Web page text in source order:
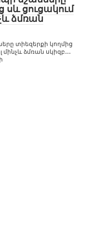
սև ցուցակում
ձմռան
տիեզերքի կողմից
ձմռան սկիզբ․․․